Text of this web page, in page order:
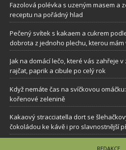
Fazolová polévka s uzeným masem a
receptu na pořádný hlad
Pečený svítek s kakaem a cukrem
dobrota z jednoho plechu, kterou mám
Jak na domácí lečo, které vás zahřeje
rajčat, paprik a cibule po celý rok
Když nemáte čas na svíčkovou
kořenové zelenině
Kakaový stracciatella dort se
čokoládou ke kávě i pro slavnostnější
REDAKCE